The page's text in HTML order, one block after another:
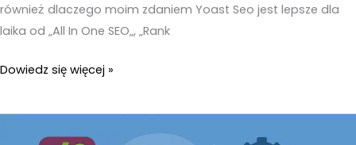
również dlaczego moim zdaniem Yoast Seo jest lepsze dla
laika od „All In One SEO„, „Rank
Yoast
poradnik.
Najlepsza
Dowiedz się więcej »